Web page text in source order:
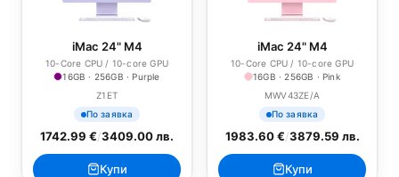
iMac 24" M4
10-Core CPU / 10-core GPU
16GB · 256GB · Purple
Z1ET
По заявка
1742.99 €/3409.00 лв.
Купи
iMac 24" M4
10-Core CPU / 10-core GPU
16GB · 256GB · Pink
MWV43ZE/A
По заявка
1983.60 €/3879.59 лв.
Купи